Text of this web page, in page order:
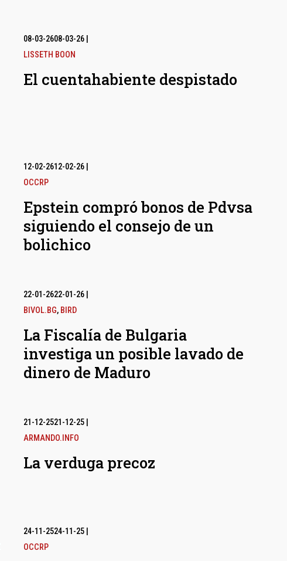
08-03-2608-03-26|
LISSETH BOON
El cuentahabiente despistado
12-02-2612-02-26|
OCCRP
Epstein compró bonos de Pdvsa
siguiendo el consejo de un
bolichico
22-01-2622-01-26|
BIVOL.BG, BIRD
La Fiscalía de Bulgaria
investiga un posible lavado de
dinero de Maduro
21-12-2521-12-25|
ARMANDO.INFO
La verduga precoz
24-11-2524-11-25|
OCCRP